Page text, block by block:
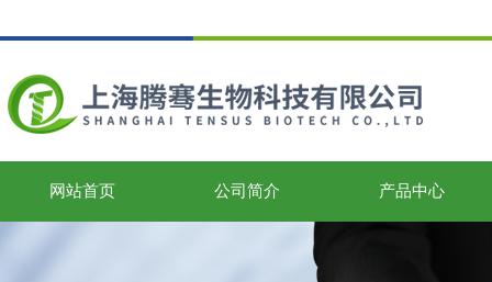
网站首页 公司简介 产品中心